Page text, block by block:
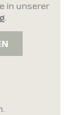
in unserer
.